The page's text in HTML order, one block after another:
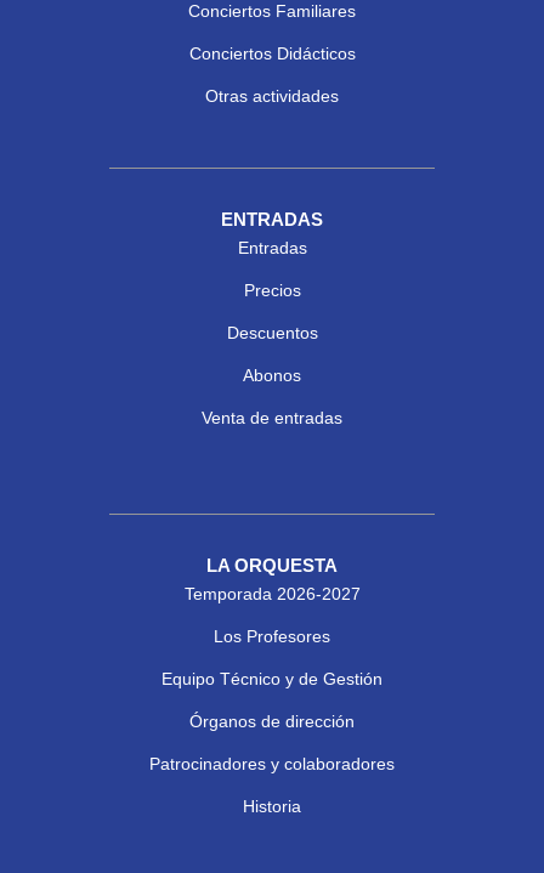
Conciertos Familiares
Conciertos Didácticos
Otras actividades
ENTRADAS
Entradas
Precios
Descuentos
Abonos
Venta de entradas
LA ORQUESTA
Temporada 2026-2027
Los Profesores
Equipo Técnico y de Gestión
Órganos de dirección
Patrocinadores y colaboradores
Historia